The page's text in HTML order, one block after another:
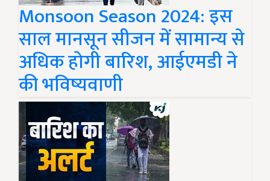
Monsoon Season 2024: इस
साल मानसून सीजन में सामान्य से
अधिक होगी बारिश, आईएमडी ने
की भविष्यवाणी